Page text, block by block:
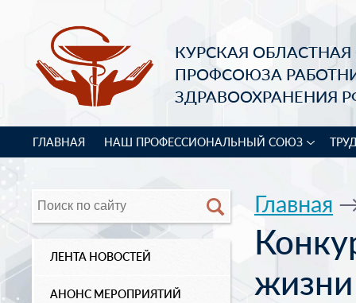
КУРСКАЯ
ПРОФСОЮЗА
ЗДРАВООХРАНЕНИЯ
ГЛАВНАЯ НАШ ПРОФЕССИОНАЛЬНЫЙ СОЮЗ
ЛЕНТА НОВОСТЕЙ
АНОНС МЕРОПРИЯТИЙ
Главная